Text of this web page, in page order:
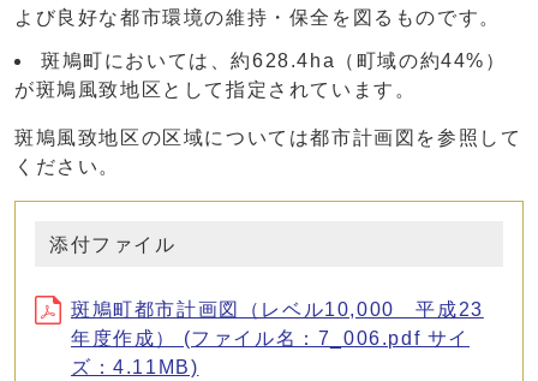
よび良好な都市環境の維持・保全を図るものです。
斑鳩町においては、約628.4ha（町域の約44%）
が斑鳩風致地区として指定されています。
斑鳩風致地区の区域については都市計画図を参照して
ください。
添付ファイル
斑鳩町都市計画図（レベル10,000 平成23
年度作成） (ファイル名：7_006.pdf サイ
ズ：4.11MB)